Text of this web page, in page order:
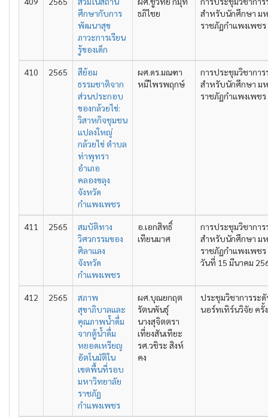
ศึกษากับการ
พัฒนาสุข
ภาวะการเรียน
รู้ของเด็ก
ธภิไชย
สำหรับนักศึกษา ม
ราชภัฏกำแพงเพช
410 2565
สีย้อม
ธรรมชาติจาก
ส่วนประกอบ
ของกล้วยไข่:
วิสาหกิจชุมชน
แปลงใหญ่
กล้วยไข่ ตำบล
ท่าพุทรา
อำเภอ
คลองขลุง
จังหวัด
กำแพงเพชร
ผศ.ดร.มณฑา
หมีไพรพฤกษ์
การประชุมวิชากา
สำหรับนักศึกษา ม
ราชภัฏกำแพงเพช
411 2565
สมบัติทาง
วิศวกรรมของ
ศิลาแลง
จังหวัด
กำแพงเพชร
อ.เอกสิทธิ์
เทียนมาศ
การประชุมวิชากา
สำหรับนักศึกษา ม
ราชภัฏกำแพงเพช
วันที่ 15 มีนาคม
412 2565
สภาพ
สุขาภิบาลและ
คุณภาพน้ำดื่ม
จากตู้น้ำดื่ม
หยอดเหรียญ
อัตโนมัติใน
เขตพื้นที่รอบ
มหาวิทยาลัย
ราชภัฏ
กำแพงเพชร
ผศ.บุณยกฤต
รัตนพันธุ์
นางสุจิตตรา
เที่ยงสันเทียะ
รศ.วชิระ สิงห์
คง
ประชุมวิชาการระ
นอร์ทเทิร์นวิจัย ครั้